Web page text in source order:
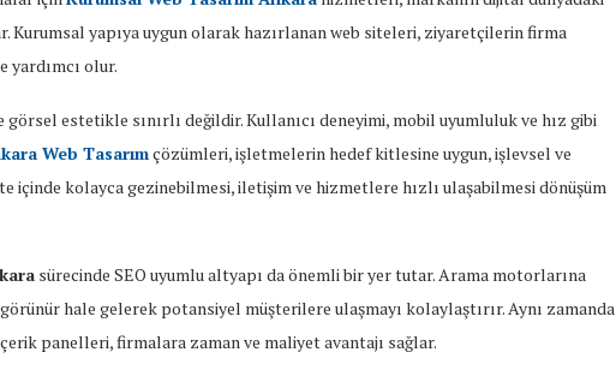
Kurumsal yapıya uygun olarak hazırlanan web siteleri, ziyaretçilerin firma
yardımcı olur.
görsel estetikle sınırlı değildir. Kullanıcı deneyimi, mobil uyumluluk ve hız gibi
Web Tasarımçözümleri, işletmelerin hedef kitlesine uygun, işlevsel ve
içinde kolayca gezinebilmesi, iletişim ve hizmetlere hızlı ulaşabilmesi dönüşüm
sürecinde SEO uyumlu altyapı da önemli bir yer tutar. Arama motorlarına
hale gelerek potansiyel müşterilere ulaşmayı kolaylaştırır. Aynı zamanda
panelleri, firmalara zaman ve maliyet avantajı sağlar.